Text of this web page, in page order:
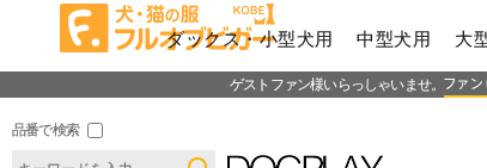
ダックス・小型犬用 中型犬用 大
ゲストファン様いらっしゃいませ。
品番で検索